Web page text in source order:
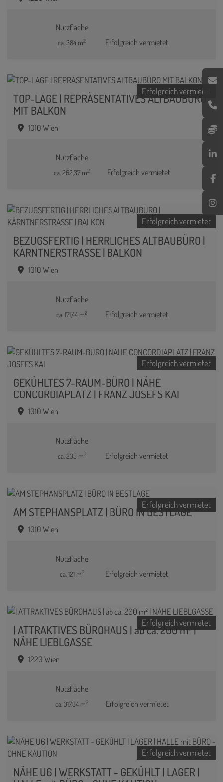
Nutzfläche
ca. 384 m2 Erfolgreich vermietet
Erfolgreich vermietet
TOP-LAGE | REPRÄSENTATIVES ALTBAUBÜRO
MIT BALKON
1010 Wien
Nutzfläche
ca. 262,37 m2 Erfolgreich vermietet
Erfolgreich vermietet
BEZUGSFERTIG | HERRLICHES ALTBAUBÜRO |
KÄRNTNERSTRASSE | BALKON
1010 Wien
Nutzfläche
ca. 171,44 m2 Erfolgreich vermietet
Erfolgreich vermietet
GEKÜHLTES 7-RAUM-BÜRO | NÄHE
CONCORDIAPLATZ | FRANZ JOSEFS KAI
1010 Wien
Nutzfläche
ca. 235 m2 Erfolgreich vermietet
Erfolgreich vermietet
AM STEPHANSPLATZ | BÜRO IN BESTLAGE
1010 Wien
Nutzfläche
ca. 121 m2 Erfolgreich vermietet
Erfolgreich vermietet
| ATTRAKTIVES BÜROHAUS | ab ca. 200 m² |
NÄHE LIEBLGASSE
1220 Wien
Nutzfläche
ca. 317,34 m2 Erfolgreich vermietet
Erfolgreich vermietet
NÄHE U6 | WERKSTATT - GEKÜHLT | LAGER |